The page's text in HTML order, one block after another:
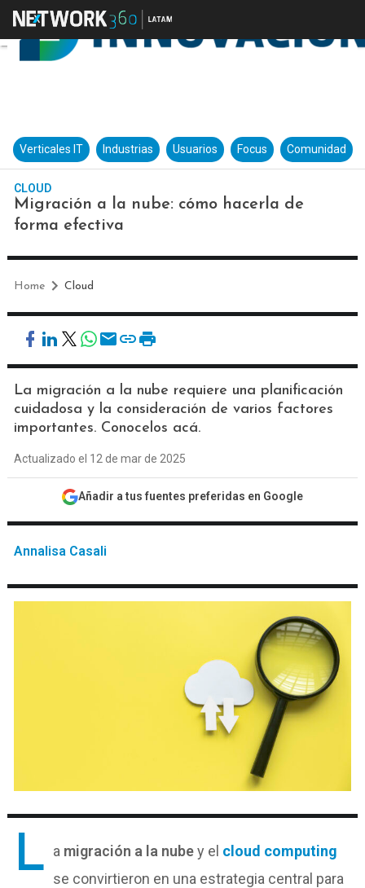
Verticales IT Industrias Usuarios Focus Comunidad
CLOUD
Migración a la nube: cómo hacerla de
forma efectiva
Home Cloud
La migración a la nube requiere una planificación
cuidadosa y la consideración de varios factores
importantes. Conocelos acá.
Actualizado el 12 de mar de 2025
Añadir a tus fuentes preferidas en Google
Annalisa Casali
L a migración a la nubey el cloud computing
se convirtieron en una estrategia central para